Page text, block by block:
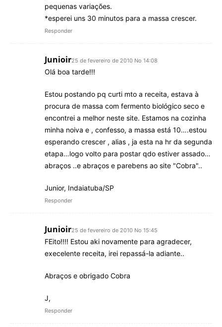
pequenas variações.
*esperei uns 30 minutos para a massa crescer.
Responder
Junioir25 de fevereiro de 2010 No 14:08
Olá boa tarde!!!
Estou postando pq curti mto a receita, estava à
procura de massa com fermento biológico seco e
encontrei a melhor neste site. Estamos na cozinha
minha noiva e , confesso, a massa está 10….estou
esperando crescer , alias , ja esta na hr da segunda
etapa…logo volto para postar qdo estiver assado…
abraços ..e abraços e parebens ao site "Cobra"..
Junior, Indaiatuba/SP
Responder
Junioir25 de fevereiro de 2010 No 15:45
FEito!!!! Estou aki novamente para agradecer,
execelente receita, irei repassá-la adiante..
Abraços e obrigado Cobra
J,
Responder